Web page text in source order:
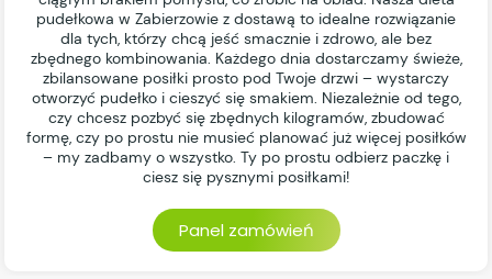
pudełkowa w Zabierzowie z dostawą to idealne rozwiązanie
dla tych, którzy chcą jeść smacznie i zdrowo, ale bez
zbędnego kombinowania. Każdego dnia dostarczamy świeże,
zbilansowane posiłki prosto pod Twoje drzwi – wystarczy
otworzyć pudełko i cieszyć się smakiem. Niezależnie od tego,
czy chcesz pozbyć się zbędnych kilogramów, zbudować
formę, czy po prostu nie musieć planować już więcej posiłków
– my zadbamy o wszystko. Ty po prostu odbierz paczkę i
ciesz się pysznymi posiłkami!
Panel zamówień